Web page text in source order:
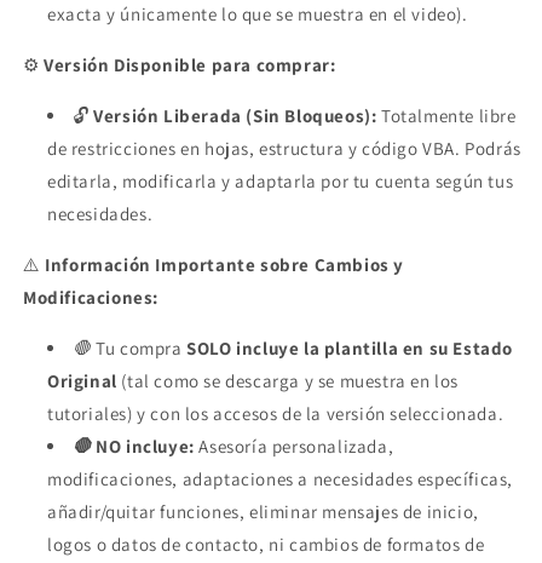
exacta y únicamente lo que se muestra en el video).
⚙️Versión Disponible para comprar:
🔓Versión Liberada (Sin Bloqueos): Totalmente libre
de restricciones en hojas, estructura y código VBA. Podrás
editarla, modificarla y adaptarla por tu cuenta según tus
necesidades.
⚠️ Información Importante sobre Cambios y
Modificaciones:
🛑Tu compraSOLO incluye la plantilla en su Estado
Original (tal como se descarga y se muestra en los
tutoriales) y con los accesos de la versión seleccionada.
🛑 NO incluye: Asesoría personalizada,
modificaciones, adaptaciones a necesidades específicas,
añadir/quitar funciones, eliminar mensajes de inicio,
logos o datos de contacto, ni cambios de formatos de